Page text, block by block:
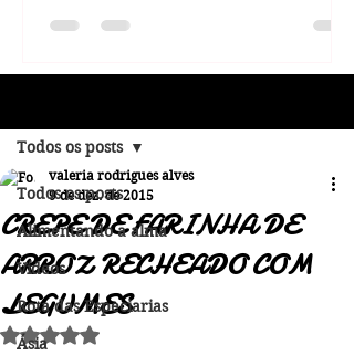
caju
Todos os posts
Alimentando a alma
Vídeos
Rota das Especiarias
Ásia
Todos os posts
CREPE DE FARINHA DE
ARROZ RECHEADO COM
LEGUMES
valeria rodrigues alves
9 de dez. de 2015
Avaliado com NaN de 5 estrelas.